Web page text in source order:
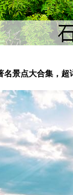
名景点大合集，超